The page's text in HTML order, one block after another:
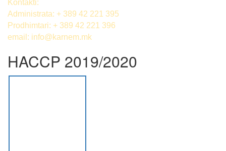
Kontakti:
Administrata: + 389 42 221 395
Prodhimtari: + 389 42 221 396
email: info@karnem.mk
HACCP 2019/2020